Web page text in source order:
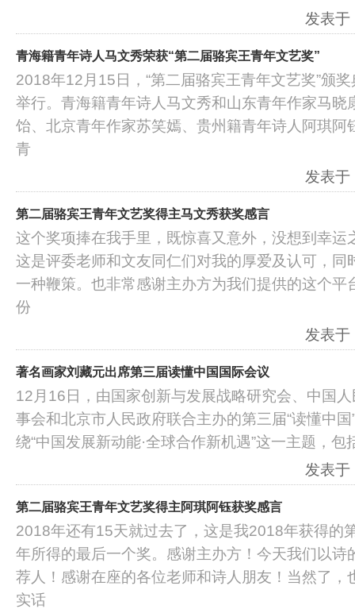
发表
青海籍青年诗人马文秀荣获“第二届骆宾王青年文艺奖”
2018年12月15日，“第二届骆宾王青年文艺奖”颁
举行。青海籍青年诗人马文秀和山东青年作家马晓
饴、北京青年作家苏笑嫣、贵州籍青年诗人阿琪阿
青
发表
第二届骆宾王青年文艺奖得主马文秀获奖感言
这个奖项捧在我手里，既惊喜又意外，没想到幸运
这是评委老师和文友同仁们对我的厚爱及认可，同
一种鞭策。也非常感谢主办方为我们提供的这个平
份
发表
著名画家刘藏元出席第三届读懂中国国际会议
12月16日，由国家创新与发展战略研究会、中国
事会和北京市人民政府联合主办的第三届“读懂中
绕“中国发展新动能·全球合作新机遇”这一主题，
发表
第二届骆宾王青年文艺奖得主阿琪阿钰获奖感言
2018年还有15天就过去了，这是我2018年获得的
年所得的最后一个奖。感谢主办方！今天我们以诗
荐人！感谢在座的各位老师和诗人朋友！当然了，
实话